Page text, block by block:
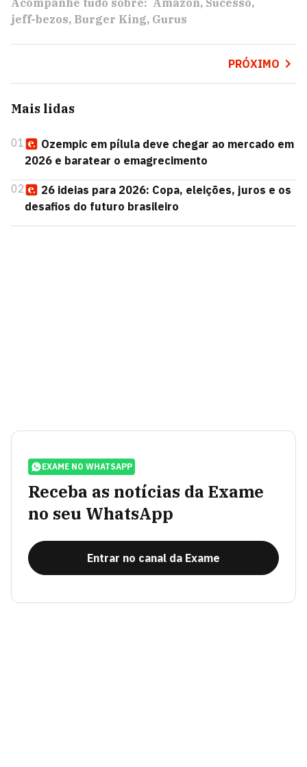
Acompanhe tudo sobre: Amazon Sucesso
jeff-bezos Burger King Gurus
PRÓXIMO
Mais lidas
01
Ozempic em pílula deve chegar ao mercado em
2026 e baratear o emagrecimento
02
26 ideias para 2026: Copa, eleições, juros e os
desafios do futuro brasileiro
EXAME NO WHATSAPP
Receba as notícias da Exame
no seu WhatsApp
Entrar no canal da Exame